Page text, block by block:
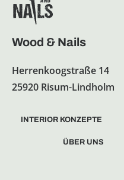
Wood & Nails
Herrenkoogstraße 14
25920 Risum-Lindholm
INTERIOR KONZEPTE
ÜBER UNS